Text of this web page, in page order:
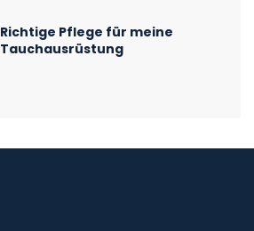
Richtige Pflege für meine
Tauchausrüstung